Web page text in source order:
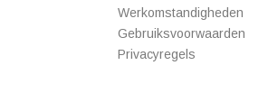
Werkomstandigheden
Gebruiksvoorwaarden
Privacyregels